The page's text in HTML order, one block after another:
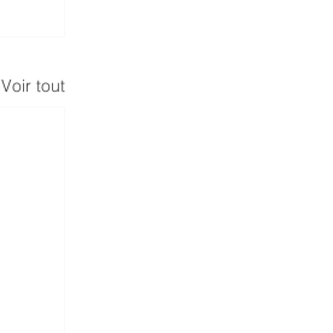
Voir tout